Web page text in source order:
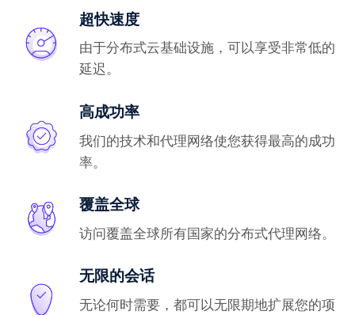
超快速度
由于分布式云基础设施，可以享受非常低的
延迟。
高成功率
我们的技术和代理网络使您获得最高的成功
率。
覆盖全球
访问覆盖全球所有国家的分布式代理网络。
无限的会话
无论何时需要，都可以无限期地扩展您的项